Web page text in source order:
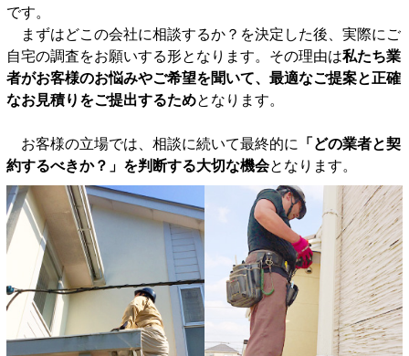
です。
まずはどこの会社に相談するか？を決定した後、実際にご
自宅の調査をお願いする形となります。その理由は私たち業
者がお客様のお悩みやご希望を聞いて、最適なご提案と正確
なお見積りをご提出するためとなります。
お客様の立場では、相談に続いて最終的に
「どの業者と契
約するべきか？」を判断する大切な機会となります。